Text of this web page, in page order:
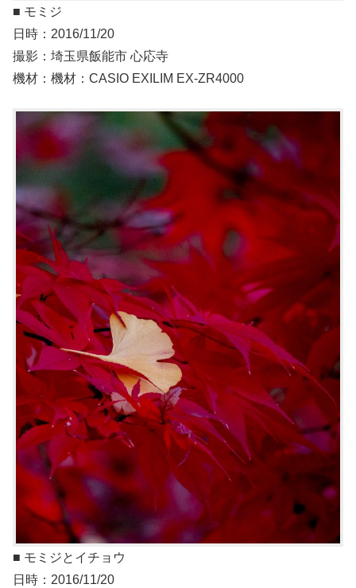
■ モミジ
日時：2016/11/20
撮影：埼玉県飯能市 心応寺
機材：機材：CASIO EXILIM EX-ZR4000
■ モミジとイチョウ
日時：2016/11/20